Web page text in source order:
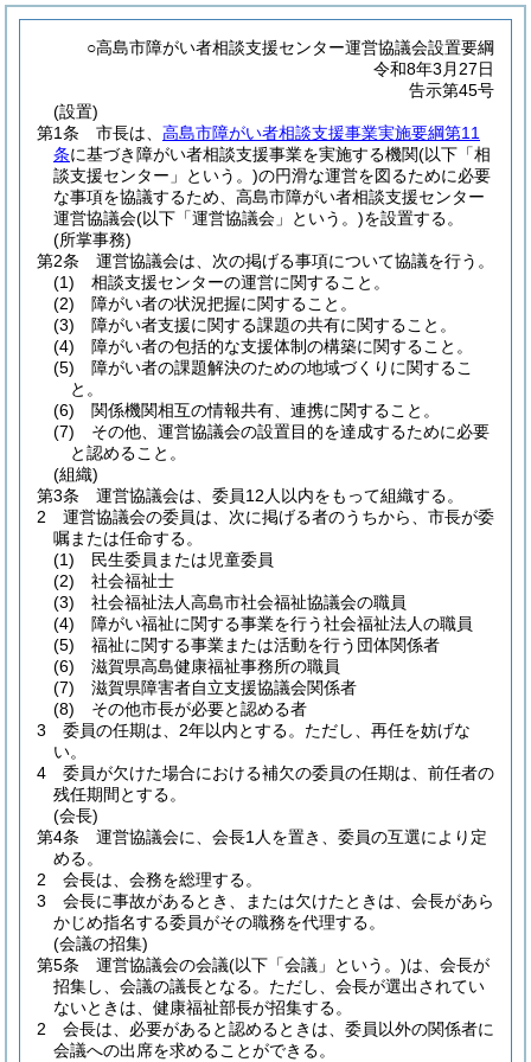
○高島市障がい者相談支援センター運営協議会設置要綱
令和8年3月27日
告示第45号
(設置)
第1条
市長は、 高島市障がい者相談支援事業実施要綱第11
条に基づき障がい者相談支援事業を実施する機関(以下「相
談支援センター」という。)の円滑な運営を図るために必要
な事項を協議するため、高島市障がい者相談支援センター
運営協議会(以下「運営協議会」という。)を設置する。
(所掌事務)
第2条
運営協議会は、次の掲げる事項について協議を行う。
(1)
相談支援センターの運営に関すること。
(2)
障がい者の状況把握に関すること。
(3)
障がい者支援に関する課題の共有に関すること。
(4)
障がい者の包括的な支援体制の構築に関すること。
(5)
障がい者の課題解決のための地域づくりに関するこ
と。
(6)
関係機関相互の情報共有、連携に関すること。
(7)
その他、運営協議会の設置目的を達成するために必要
と認めること。
(組織)
第3条
運営協議会は、委員12人以内をもって組織する。
2
運営協議会の委員は、次に掲げる者のうちから、市長が委
嘱または任命する。
(1)
民生委員または児童委員
(2)
社会福祉士
(3)
社会福祉法人高島市社会福祉協議会の職員
(4)
障がい福祉に関する事業を行う社会福祉法人の職員
(5)
福祉に関する事業または活動を行う団体関係者
(6)
滋賀県高島健康福祉事務所の職員
(7)
滋賀県障害者自立支援協議会関係者
(8)
その他市長が必要と認める者
3
委員の任期は、2年以内とする。 ただし、再任を妨げな
い。
4
委員が欠けた場合における補欠の委員の任期は、前任者の
残任期間とする。
(会長)
第4条
運営協議会に、会長1人を置き、委員の互選により定
める。
2
会長は、会務を総理する。
3
会長に事故があるとき、または欠けたときは、会長があら
かじめ指名する委員がその職務を代理する。
(会議の招集)
第5条
運営協議会の会議(以下「会議」という。)は、会長が
招集し、会議の議長となる。 ただし、会長が選出されてい
ないときは、健康福祉部長が招集する。
2
会長は、必要があると認めるときは、委員以外の関係者に
会議への出席を求めることができる。